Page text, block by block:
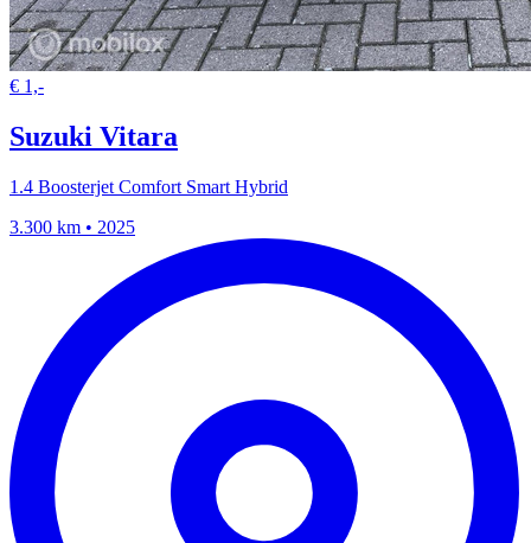
€ 1,-
Suzuki Vitara
1.4 Boosterjet Comfort Smart Hybrid
3.300 km • 2025